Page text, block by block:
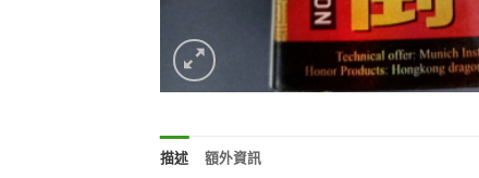
描述 額外資訊